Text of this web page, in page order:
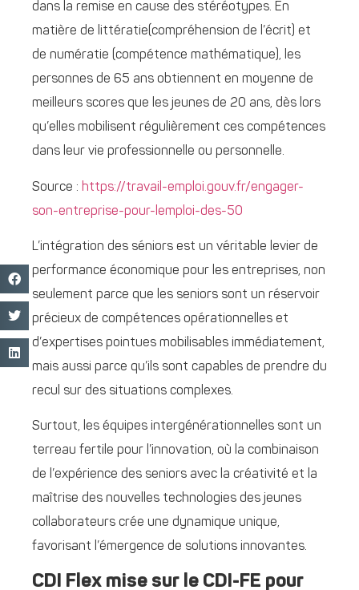
dans la remise en cause des stéréotypes. En
matière de littératie(compréhension de l’écrit) et
de numératie (compétence mathématique), les
personnes de 65 ans obtiennent en moyenne de
meilleurs scores que les jeunes de 20 ans, dès lors
qu’elles mobilisent régulièrement ces compétences
dans leur vie professionnelle ou personnelle.
Source : https://travail-emploi.gouv.fr/engager-
son-entreprise-pour-lemploi-des-50
L’intégration des séniors est un véritable levier de
performance économique pour les entreprises, non
seulement parce que les seniors sont un réservoir
précieux de compétences opérationnelles et
d’expertises pointues mobilisables immédiatement,
mais aussi parce qu’ils sont capables de prendre du
recul sur des situations complexes.
Surtout, les équipes intergénérationnelles sont un
terreau fertile pour l’innovation, où la combinaison
de l’expérience des seniors avec la créativité et la
maîtrise des nouvelles technologies des jeunes
collaborateurs crée une dynamique unique,
favorisant l’émergence de solutions innovantes.
CDI Flex mise sur le CDI-FE pour